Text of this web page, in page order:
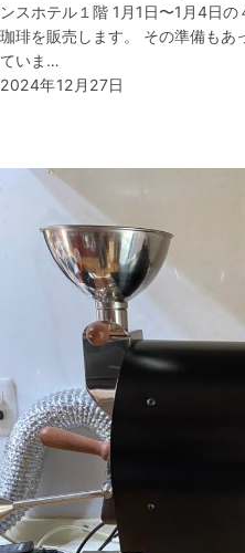
ンスホテル１階 1月1日〜1月4日
珈琲を販売します。 その準備もあ
ていま…
2024年12月27日